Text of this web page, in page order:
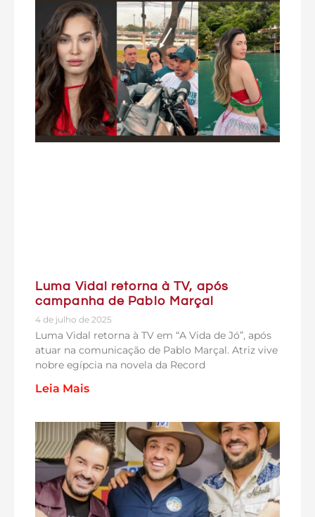
Luma Vidal retorna à TV, após
campanha de Pablo Marçal
4 de julho de 2025
Luma Vidal retorna à TV em “A Vida de Jó”, após
atuar na comunicação de Pablo Marçal. Atriz vive
nobre egípcia na novela da Record
Leia Mais